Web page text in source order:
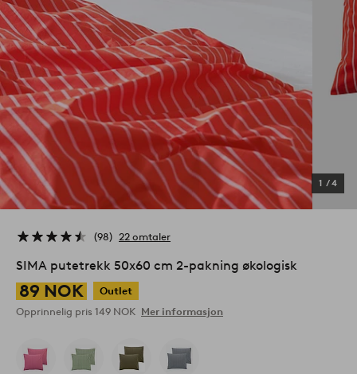
1 /4
98 22 omtaler
SIMA putetrekk 50x60 cm 2-pakning økologisk
89 NOK
Outlet
Opprinnelig pris 149 NOK Mer informasjon